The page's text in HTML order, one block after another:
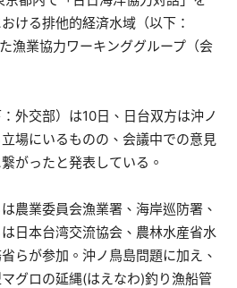
ける排他的経済水域（以下：
漁業協力ワーキンググループ（会
外交部）は10日、日台双方は沖ノ
場にいるものの、会議中での意見
がったと発表している。
農業委員会漁業署、海岸巡防署、
日本台湾交流協会、農林水産省水
らが参加。沖ノ鳥島問題に加え、
グロの延縄(はえなわ)釣り漁船管